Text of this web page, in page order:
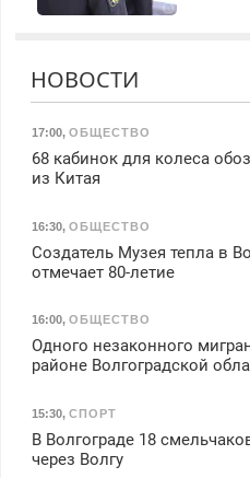
НОВОСТИ
17:00, ОБЩЕСТВО
68 кабинок для колеса
из Китая
16:30, ОБЩЕСТВО
Создатель Музея тепла в
отмечает 80-летие
16:00, ОБЩЕСТВО
Одного незаконного
районе Волгоградской
15:30, СПОРТ
В Волгограде 18
через Волгу